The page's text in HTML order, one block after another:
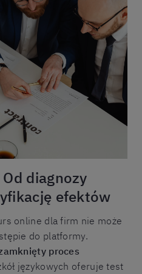
diagnozy
efektów
online dla firm nie może
do platformy.
proces
językowych oferuje test